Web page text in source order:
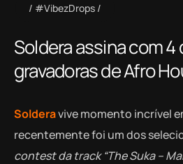
#VibezDrops
Soldera assina com 4
gravadoras de Afro
Solderavive momento incrível
recentemente foi um dos
contest da track “The Suka –